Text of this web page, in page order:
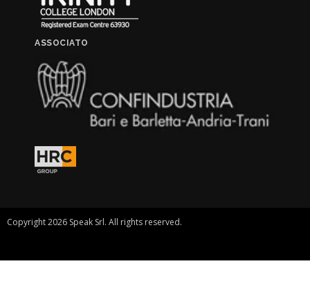
ASSOCIATO
Copyright 2026 Speak Srl. All rights reserved.